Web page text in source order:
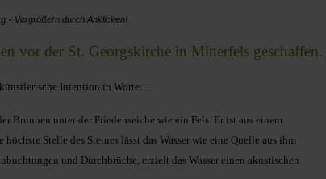
- Vergrößern durch Anklicken!
vor der St. Georgskirche in Mitterfels geschaffen.
Intention in Worte: ...
Brunnen unter der Friedenseiche wie ein Fels. Er ist aus einem
Stelle des Steines lässt das Wasser wie eine Quelle aus ihm
und Durchbrüche, erzielt das Wasser einen akustischen